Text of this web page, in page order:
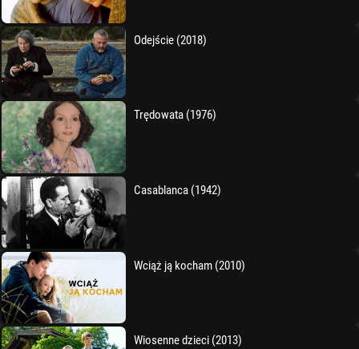
Odejście (2018)
Trędowata (1976)
Casablanca (1942)
Wciąż ją kocham (2010)
Wiosenne dzieci (2013)